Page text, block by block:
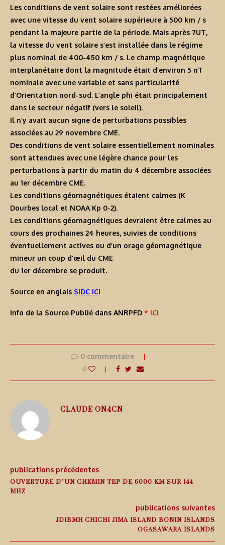
Les conditions de vent solaire sont restées améliorées
avec une vitesse du vent solaire supérieure à 500 km / s
pendant la majeure partie de la période. Mais après 7UT,
la vitesse du vent solaire s’est installée dans le régime
plus nominal de 400-450 km / s. Le champ magnétique
interplanétaire dont la magnitude était d’environ 5 nT
nominale avec une variable et sans particularité
d’Orientation nord-sud. L’angle phi était principalement
dans le secteur négatif (vers le soleil).
Il n’y avait aucun signe de perturbations possibles
associées au 29 novembre CME.
Des conditions de vent solaire essentiellement nominales
sont attendues avec une légère chance pour les
perturbations à partir du matin du 4 décembre associées
au 1er décembre CME.
Les conditions géomagnétiques étaient calmes (K
Dourbes local et NOAA Kp 0-2).
Les conditions géomagnétiques devraient être calmes au
cours des prochaines 24 heures, suivies de conditions
éventuellement actives ou d’un orage géomagnétique
mineur un coup d’œil du CME
du 1er décembre se produit.
Source en anglais SIDC ICI
Info de la Source Publié dans ANRPFD * ICI
0 commentaire
0
CLAUDE ON4CN
publications précédentes
OUVERTURE D’UN CHEMIN TEP DE 6000 KM SUR 144
MHZ
publications suivantes
JD1BMH CHICHI JIMA ISLAND BONIN ISLANDS
OGASAWARA ISLANDS